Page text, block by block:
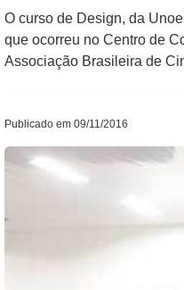
O curso de Design, da
que ocorreu no Centro de
Associação Brasileira de
Publicado em 09/11/2016